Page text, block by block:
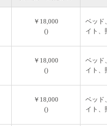
￥18,000
()
ベッド
イト、
￥18,000
()
ベッド
イト、
￥18,000
()
ベッド
イト、